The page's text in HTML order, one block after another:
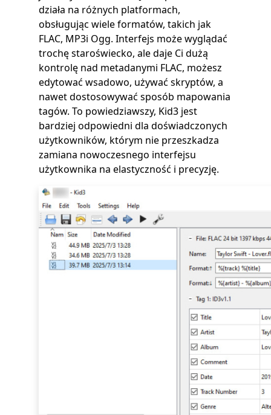
działa na różnych platformach,
obsługując wiele formatów, takich jak
FLAC, MP3i Ogg. Interfejs może wyglądać
trochę staroświecko, ale daje Ci dużą
kontrolę nad metadanymi FLAC, możesz
edytować wsadowo, używać skryptów, a
nawet dostosowywać sposób mapowania
tagów. To powiedziawszy, Kid3 jest
bardziej odpowiedni dla doświadczonych
użytkowników, którym nie przeszkadza
zamiana nowoczesnego interfejsu
użytkownika na elastyczność i precyzję.